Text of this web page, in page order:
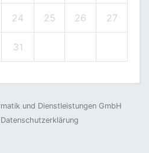
24 25 26 27
31
und Dienstleistungen GmbH
Datenschutzerklärung